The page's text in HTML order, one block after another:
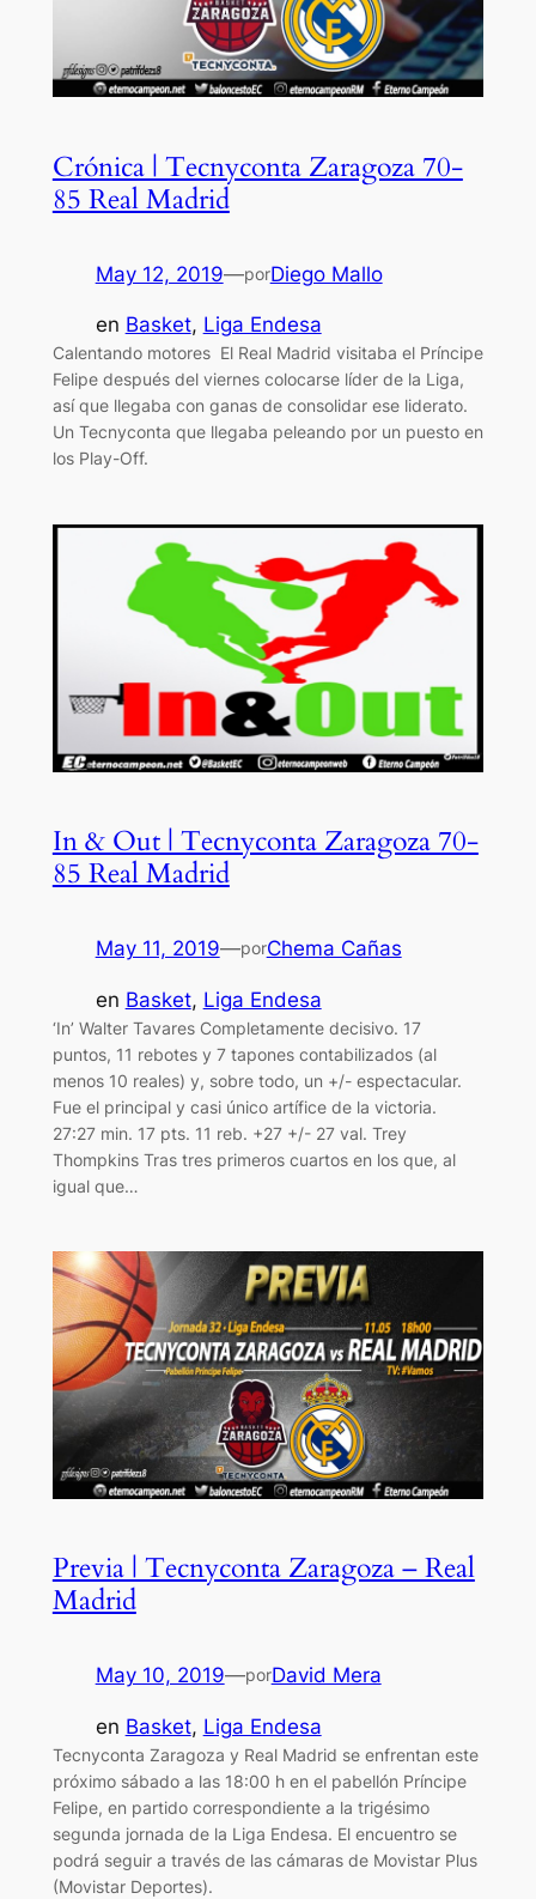
Crónica | Tecnyconta Zaragoza 70-
85 Real Madrid
May 12, 2019—porDiego Mallo
en Basket, Liga Endesa
Calentando motores El Real Madrid visitaba el Príncipe
Felipe después del viernes colocarse líder de la Liga,
así que llegaba con ganas de consolidar ese liderato.
Un Tecnyconta que llegaba peleando por un puesto en
los Play-Off.
In & Out | Tecnyconta Zaragoza 70-
85 Real Madrid
May 11, 2019—porChema Cañas
en Basket, Liga Endesa
‘In’ Walter Tavares Completamente decisivo. 17
puntos, 11 rebotes y 7 tapones contabilizados (al
menos 10 reales) y, sobre todo, un +/- espectacular.
Fue el principal y casi único artífice de la victoria.
27:27 min. 17 pts. 11 reb. +27 +/- 27 val. Trey
Thompkins Tras tres primeros cuartos en los que, al
igual que…
Previa | Tecnyconta Zaragoza – Real
Madrid
May 10, 2019—porDavid Mera
en Basket, Liga Endesa
Tecnyconta Zaragoza y Real Madrid se enfrentan este
próximo sábado a las 18:00 h en el pabellón Príncipe
Felipe, en partido correspondiente a la trigésimo
segunda jornada de la Liga Endesa. El encuentro se
podrá seguir a través de las cámaras de Movistar Plus
(Movistar Deportes).